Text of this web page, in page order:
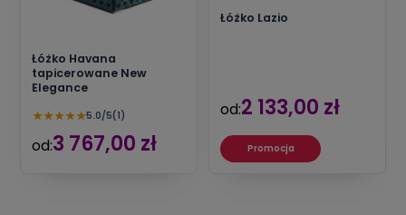
Łóżko Havana
tapicerowane New
Elegance
★★★★★5.0/5(1)
od:3 767,00 zł
Łóżko Lazio
od:2 133,00 zł
Promocja